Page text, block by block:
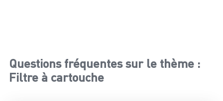
Questions fréquentes sur le thème :
Filtre à cartouche